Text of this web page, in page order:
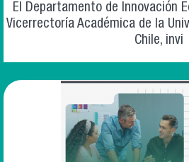
El Departamento de Innovación
Vicerrectoría Académica de la
Chile, invi